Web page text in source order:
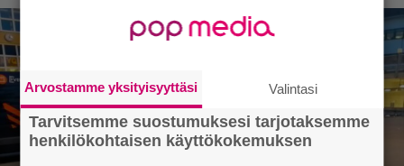
Arvostamme yksityisyyttäsi Valintasi
Tarvitsemme suostumuksesi tarjotaksemme
henkilökohtaisen käyttökokemuksen